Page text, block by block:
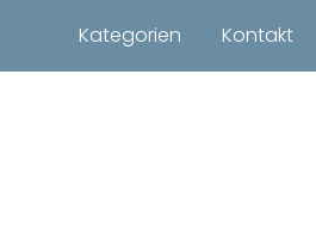
Kategorien Kontakt